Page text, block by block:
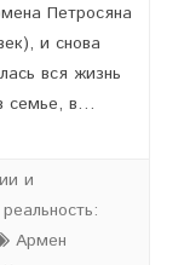
Петросяна
и снова
вся жизнь
семье, в…
и
Армен